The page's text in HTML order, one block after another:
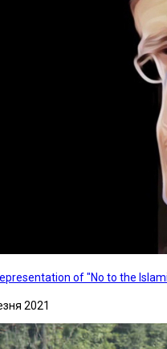
of "No to the
2021